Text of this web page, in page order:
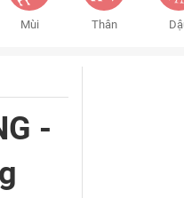
Mùi Thân
-